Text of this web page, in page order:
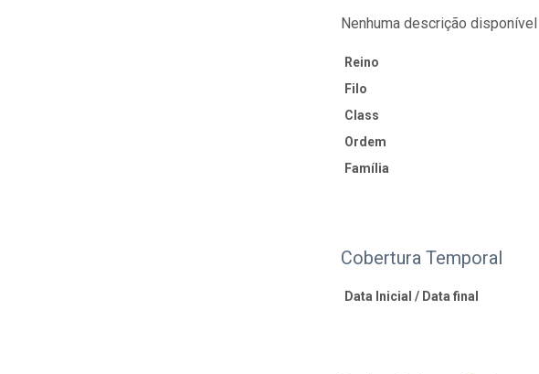
Nenhuma descrição disponível
Reino
Filo
Class
Ordem
Família
Cobertura Temporal
Data Inicial / Data final